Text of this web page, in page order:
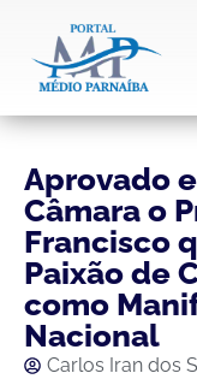
Aprovado
Câmara o
Francisco
Paixão de
como
Nacional
Carlos Iran dos